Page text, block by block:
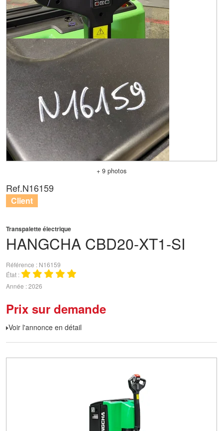
+ 9 photos
HANGCHA CBD20-XT1-SI
Transpalette électrique
Référence
N16159
État
Année 2026
Prix sur demande
Voir l'annonce en détail
Ref.N16159
Client